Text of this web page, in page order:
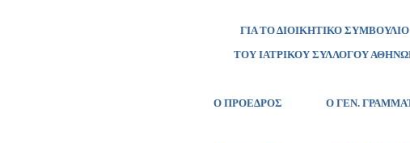
ΓΙΑ ΤΟ ΔΙΟΙΚΗΤΙΚΟ ΣΥΜΒΟΥΛΙΟ
ΤΟΥ ΙΑΤΡΙΚΟΥ ΣΥΛΛΟΓΟΥ
Ο ΠΡΟΕΔΡΟΣ Ο ΓΕΝ.